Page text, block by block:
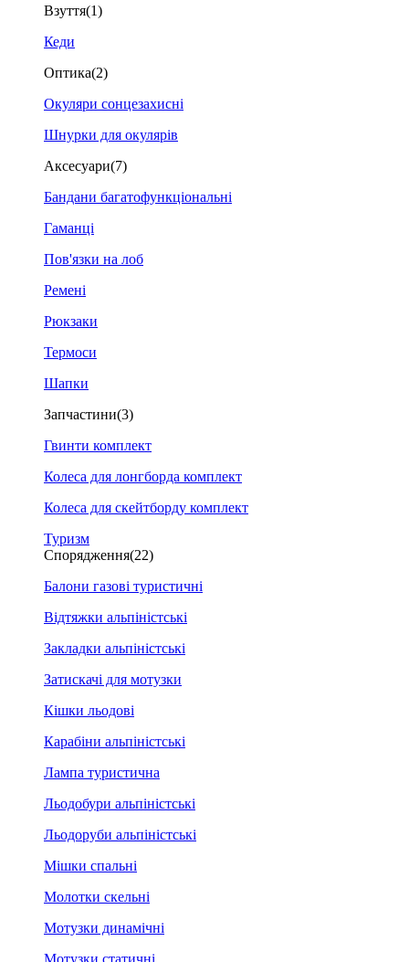
Взуття(1)
Кеди
Оптика(2)
Окуляри сонцезахисні
Шнурки для окулярів
Аксесуари(7)
Бандани багатофункціональні
Гаманці
Пов'язки на лоб
Ремені
Рюкзаки
Термоси
Шапки
Запчастини(3)
Гвинти комплект
Колеса для лонгборда комплект
Колеса для скейтборду комплект
Туризм
Спорядження(22)
Балони газові туристичні
Відтяжки альпіністські
Закладки альпіністські
Затискачі для мотузки
Кішки льодові
Карабіни альпіністські
Лампа туристична
Льодобури альпіністські
Льодоруби альпіністські
Мішки спальні
Молотки скельні
Мотузки динамічні
Мотузки статичні